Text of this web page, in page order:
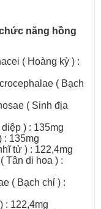
năng hồng
( Hoàng kỳ ) :
( Bạch
( Sinh địa
) : 135mg
: 135mg
tử ) : 122,4mg
Tân di hoa ) :
( Bạch chỉ ) :
: 122,4mg